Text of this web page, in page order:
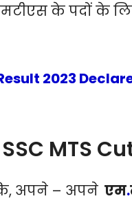
के पदों के
2023
MTS
कि, अपने – अपने एम.